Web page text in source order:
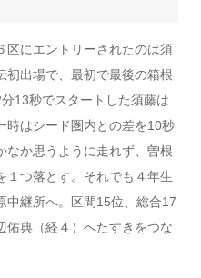
区にエントリーされたのは須
初出場で、最初で最後の箱根
13秒でスタートした須藤は
時はシード圏内との差を10秒
なか思うように走れず、曽根
１つ落とす。それでも４年生
中継所へ。区間15位、総合17
佑典（経４）へたすきをつな